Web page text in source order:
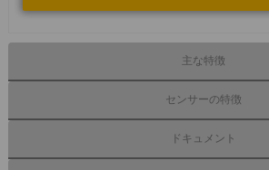
主な特徴
センサーの特徴
ドキュメント